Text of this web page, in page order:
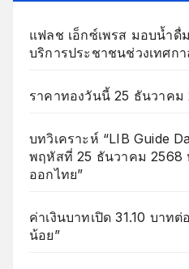
แฟลช เอ็กซ์เพรส มอบน้ำดื่
บริการประชาชนช่วงเทศก
ราคาทองวันนี้ 25 ธันวาคม
บทวิเคราะห์ “LIB Guide
พฤหัสที่ 25 ธันวาคม 2568
ออกไทย”
ค่าเงินบาทเปิด 31.10 บาท
น้อย”